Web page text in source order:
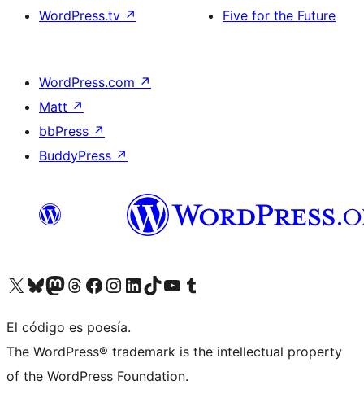
WordPress.tv ↗
Five for the Future
WordPress.com ↗
Matt ↗
bbPress ↗
BuddyPress ↗
Visita nuestra cuenta de X (anteriormente Twitter)
Visita nuestra cuenta de Bluesky
Visita nuestra cuenta de Mastodon
Visita nuestra cuenta de Threads
Visita nuestra página de Facebook
Visita nuestra cuenta de Instagram
Visita nuestra cuenta de LinkedIn
Visita nuestra cuenta de TikTok
Visita nuestro canal de YouTube
Visita nuestra cuenta de Tumblr
El código es poesía.
The WordPress® trademark is the intellectual property
of the WordPress Foundation.